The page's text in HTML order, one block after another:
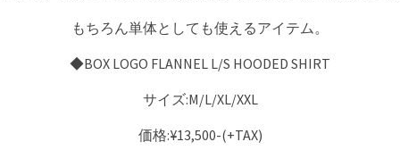
もちろん単体としても使えるアイテム。
◆BOX LOGO FLANNEL L/S HOODED SHIRT
サイズ:M/L/XL/XXL
価格:¥13,500-(+TAX)